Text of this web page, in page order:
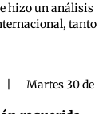
hizo un análisis
tanto
Martes 30 de